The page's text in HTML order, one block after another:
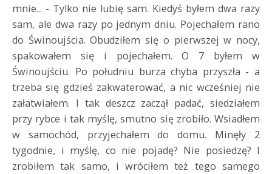
mnie... - Tylko nie lubię sam. Kiedyś byłem dwa razy
sam, ale dwa razy po jednym dniu. Pojechałem rano
do Świnoujścia. Obudziłem się o pierwszej w nocy,
spakowałem się i pojechałem. O 7 byłem w
Świnoujściu. Po południu burza chyba przyszła - a
trzeba się gdzieś zakwaterować, a nic wcześniej nie
załatwiałem. I tak deszcz zaczął padać, siedziałem
przy rybce i tak myślę, smutno się zrobiło. Wsiadłem
w samochód, przyjechałem do domu. Minęły 2
tygodnie, i myślę, co nie pojadę? Nie posiedzę? I
zrobiłem tak samo, i wróciłem też tego samego